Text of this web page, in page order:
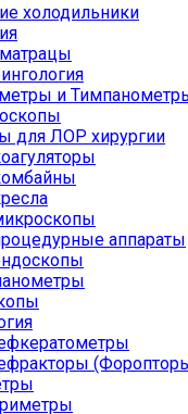
холодильники
и
для ЛОР хирургии
аппараты